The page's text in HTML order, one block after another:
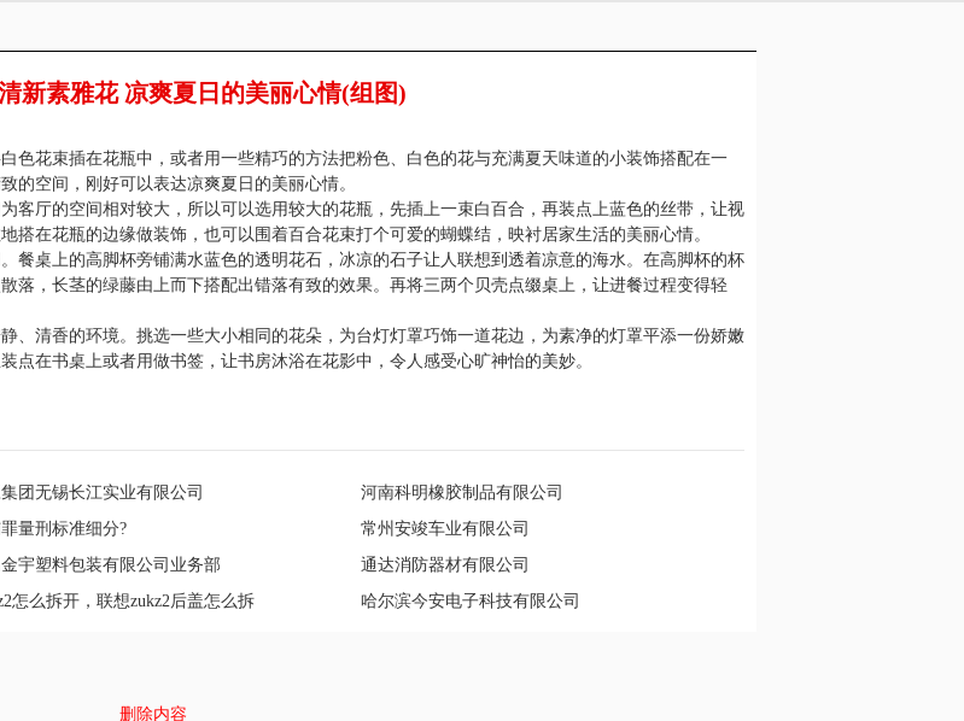
新素雅花 凉爽夏日的美丽心情(组图)
色花束插在花瓶中，或者用一些精巧的方法把粉色、白色的花与充满夏天味道的小装饰搭配在一
的空间，刚好可以表达凉爽夏日的美丽心情。
客厅的空间相对较大，所以可以选用较大的花瓶，先插上一束白百合，再装点上蓝色的丝带，让视
搭在花瓶的边缘做装饰，也可以围着百合花束打个可爱的蝴蝶结，映衬居家生活的美丽心情。
餐桌上的高脚杯旁铺满水蓝色的透明花石，冰凉的石子让人联想到透着凉意的海水。在高脚杯的杯
落，长茎的绿藤由上而下搭配出错落有致的效果。再将三两个贝壳点缀桌上，让进餐过程变得轻
、清香的环境。挑选一些大小相同的花朵，为台灯灯罩巧饰一道花边，为素净的灯罩平添一份娇嫩
点在书桌上或者用做书签，让书房沐浴在花影中，令人感受心旷神怡的美妙。
团无锡长江实业有限公司
河南科明橡胶制品有限公司
量刑标准细分?
常州安竣车业有限公司
宇塑料包装有限公司业务部
通达消防器材有限公司
怎么拆开，联想zukz2后盖怎么拆 哈尔滨今安电子科技有限公司
删除内容